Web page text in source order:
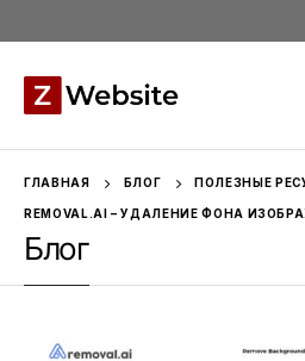
ГЛАВНАЯ БЛОГ ПОЛЕЗНЫЕ
REMOVAL.AI – УДАЛЕНИЕ ФОНА
Блог